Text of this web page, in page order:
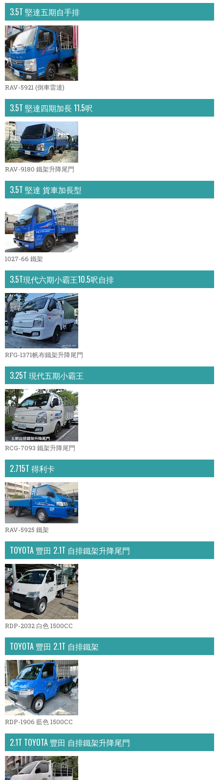
3.5T 堅達五期自手排
RAV-5921 (倒車雷達)
3.5T 堅達四期加長 11.5呎
RAV-9180 鐵架升降尾門
3.5T 堅達 貨車加長型
1027-66 鐵架
3.5T現代六期小霸王10.5呎自排
RFG-1371帆布鐵架升降尾門
3.25T 現代五期小霸王
RCG-7093 鐵架升降尾門
2.715T 得利卡
RAV-5925 鐵架
TOYOTA 豐田 2.1T 自排鐵架升降尾門
RDP-2032 白色 1500CC
TOYOTA 豐田 2.1T 自排鐵架
RDP-1906 藍色 1500CC
2.1T TOYOTA 豐田 自排鐵架升降尾門